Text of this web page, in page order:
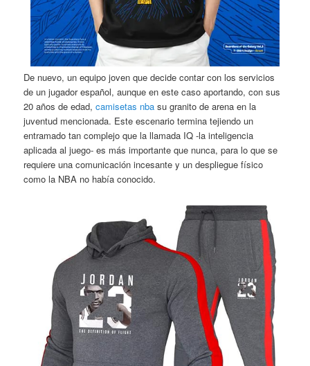
De nuevo, un equipo joven que decide contar con los servicios
de un jugador español, aunque en este caso aportando, con sus
20 años de edad,camisetas nba su granito de arena en la
juventud mencionada. Este escenario termina tejiendo un
entramado tan complejo que la llamada IQ -la inteligencia
aplicada al juego- es más importante que nunca, para lo que se
requiere una comunicación incesante y un despliegue físico
como la NBA no había conocido.